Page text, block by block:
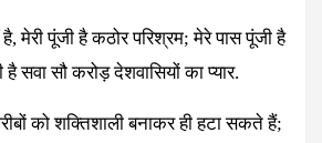
मेरी पूंजी है कठोर परिश्रम; मेरे पास पूंजी है
है सवा सौ करोड़ देशवासियों का प्यार.
को शक्तिशाली बनाकर ही हटा सकते हैं;